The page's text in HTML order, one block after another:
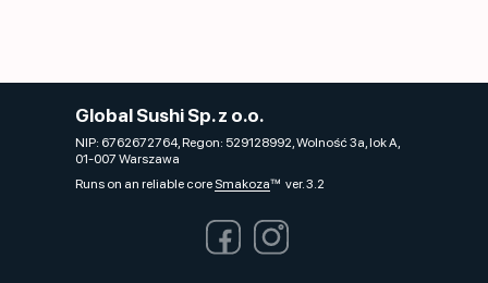
Global Sushi Sp. z o.o.
NIP: 6762672764, Regon: 529128992, Wolność 3a, lok A,
01-007 Warszawa
Runs on an reliable core Smakozaver. 3.2